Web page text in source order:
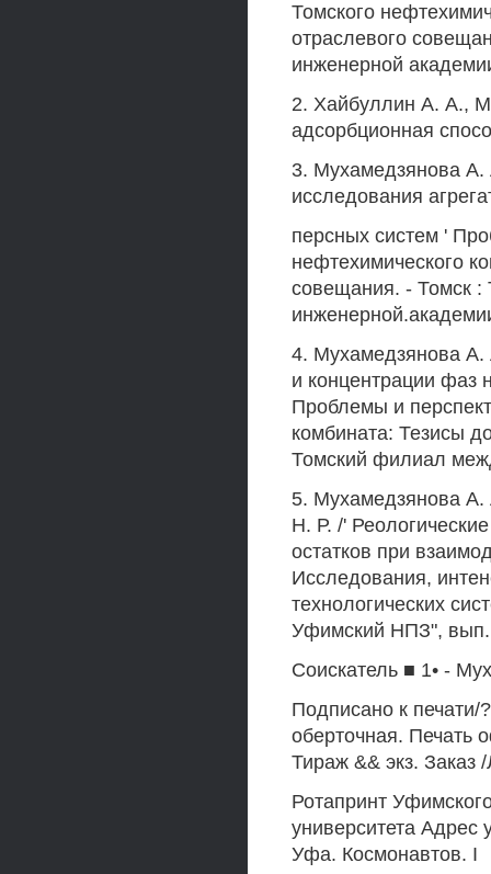
Томского
отраслевого
инженерной
2. Хайбуллин А. А.,
адсорбционная
3. Мухамедзянова
исследования
персных систем '
нефтехимического
совещания. - Томск
4. Мухамедзянова
и концентрации фаз
Проблемы и
комбината: Тезисы
Томский филиал
5. Мухамедзянова
Н. Р. /'
остатков при
Исследования,
технологических
Уфимский НПЗ",
Соискатель ■ 1• -
Подписано к
оберточная. Печать
Тираж && экз. Заказ
Ротапринт
университета Адрес
Уфа. Космонавтов. I